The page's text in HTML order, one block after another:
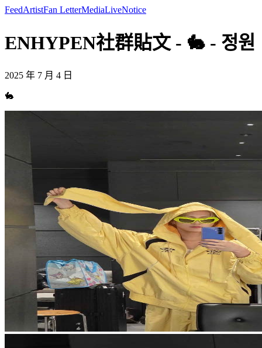
FeedArtistFan LetterMediaLiveNotice
ENHYPEN社群貼文 - 🐇 - 정원
2025 年 7 月 4 日
🐇